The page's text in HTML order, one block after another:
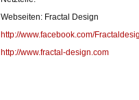
Webseiten: Fractal Design
http://www.facebook.com/
http://www.fractal-design.com